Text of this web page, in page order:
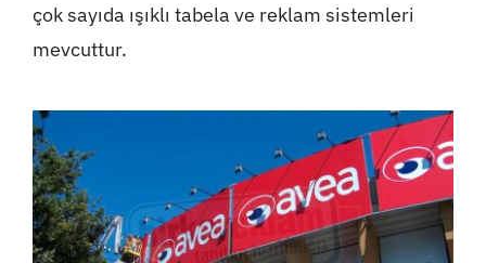
çok sayıda ışıklı tabela ve reklam sistemleri
mevcuttur.